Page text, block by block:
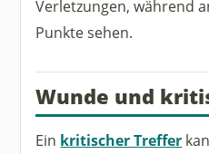
Verletzungen, während
Punkte sehen.
Wunde und
Ein kritischer Treffer